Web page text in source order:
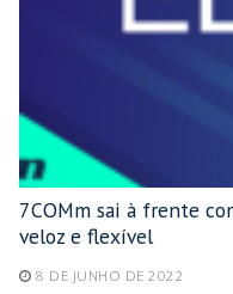
7COMm sai à frente
veloz e flexível
8 DE JUNHO DE 2022